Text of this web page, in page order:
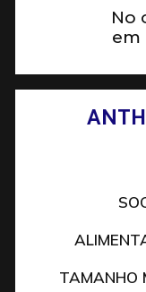
No
em
TAMANHO